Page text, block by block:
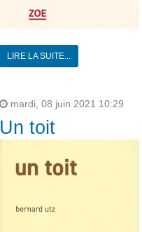
LIRE LA SUITE...
mardi, 08 juin 2021 10:29
Un toit